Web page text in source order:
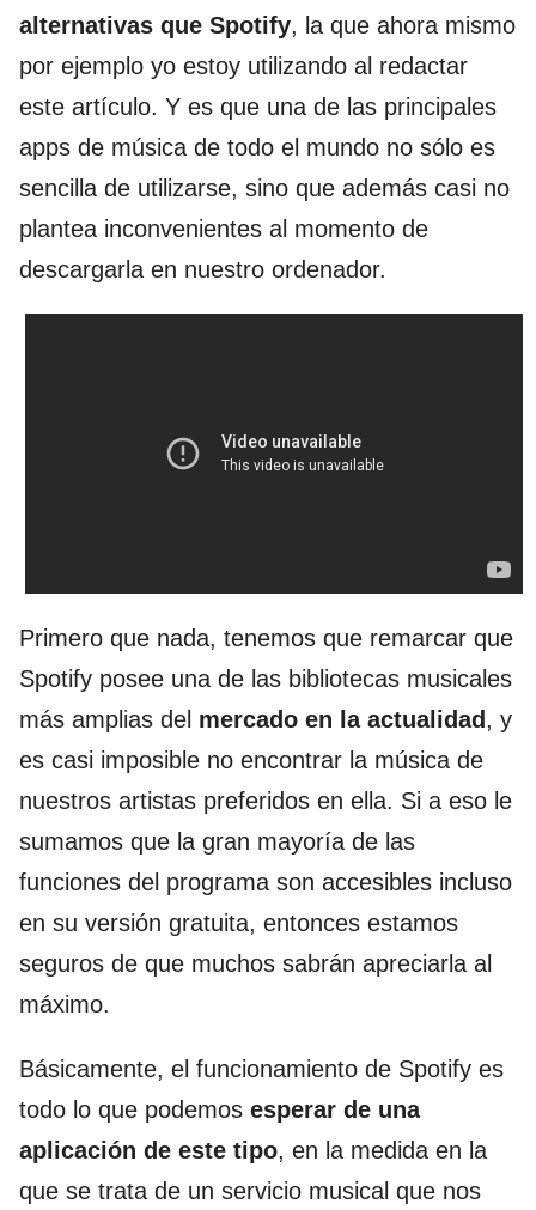
alternativas que Spotify, la que ahora mismo
por ejemplo yo estoy utilizando al redactar
este artículo. Y es que una de las principales
apps de música de todo el mundo no sólo es
sencilla de utilizarse, sino que además casi no
plantea inconvenientes al momento de
descargarla en nuestro ordenador.
Primero que nada, tenemos que remarcar que
Spotify posee una de las bibliotecas musicales
más amplias del mercado en la actualidad, y
es casi imposible no encontrar la música de
nuestros artistas preferidos en ella. Si a eso le
sumamos que la gran mayoría de las
funciones del programa son accesibles incluso
en su versión gratuita, entonces estamos
seguros de que muchos sabrán apreciarla al
máximo.
Básicamente, el funcionamiento de Spotify es
todo lo que podemos esperar de una
aplicación de este tipo, en la medida en la
que se trata de un servicio musical que nos